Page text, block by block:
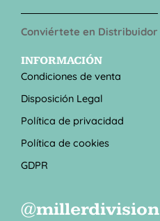
Conviértete en Distribuidor
INFORMACIÓN
Condiciones de venta
Disposición Legal
Política de privacidad
Política de cookies
GDPR
@millerdivision